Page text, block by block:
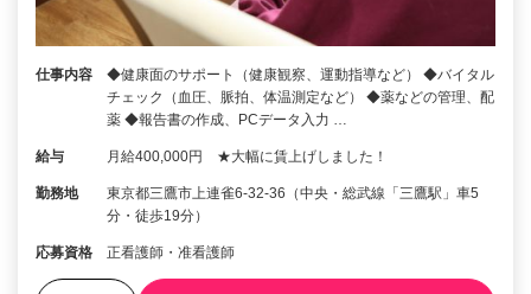
仕事内容
◆健康面のサポート（健康観察、運動指導など） ◆バイタル
チェック（血圧、脈拍、体温測定など） ◆薬などの管理、配
薬 ◆報告書の作成、PCデータ入力 …
給与 月給400,000円 ★大幅に賃上げしました！
勤務地
東京都三鷹市上連雀6-32-36（中央・総武線「三鷹駅」車5
分・徒歩19分）
応募資格 正看護師・准看護師